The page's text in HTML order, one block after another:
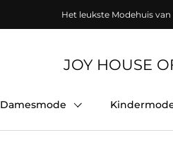
Het leukste Modehuis
JOY HOUSE
Damesmode